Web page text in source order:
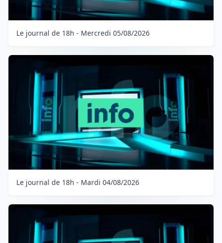
Le journal de 18h - Mercredi 05/08/2026
Le journal de 18h - Mardi 04/08/2026